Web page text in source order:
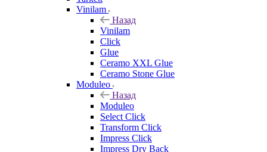
Vinilam
Назад
Vinilam
Click
Glue
Ceramo XXL Glue
Ceramo Stone Glue
Moduleo
Назад
Moduleo
Select Click
Transform Click
Impress Click
Impress Dry Back